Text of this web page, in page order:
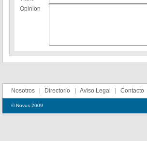
Opinion
Nosotros Directorio Aviso Legal Contacto
© Novus 2009